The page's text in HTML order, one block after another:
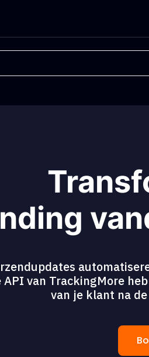
van TrackingMore
van je klant na